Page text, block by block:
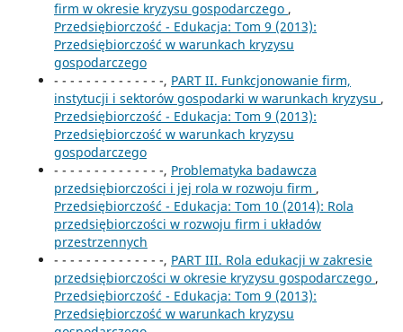
firm w okresie kryzysu gospodarczego ,
Przedsiębiorczość - Edukacja: Tom 9 (2013):
Przedsiębiorczość w warunkach kryzysu
gospodarczego
- - - - - - - - - - - - - -, PART II. Funkcjonowanie firm,
instytucji i sektorów gospodarki w warunkach kryzysu ,
Przedsiębiorczość - Edukacja: Tom 9 (2013):
Przedsiębiorczość w warunkach kryzysu
gospodarczego
- - - - - - - - - - - - - -, Problematyka badawcza
przedsiębiorczości i jej rola w rozwoju firm ,
Przedsiębiorczość - Edukacja: Tom 10 (2014): Rola
przedsiębiorczości w rozwoju firm i układów
przestrzennych
- - - - - - - - - - - - - -, PART III. Rola edukacji w zakresie
przedsiębiorczości w okresie kryzysu gospodarczego ,
Przedsiębiorczość - Edukacja: Tom 9 (2013):
Przedsiębiorczość w warunkach kryzysu